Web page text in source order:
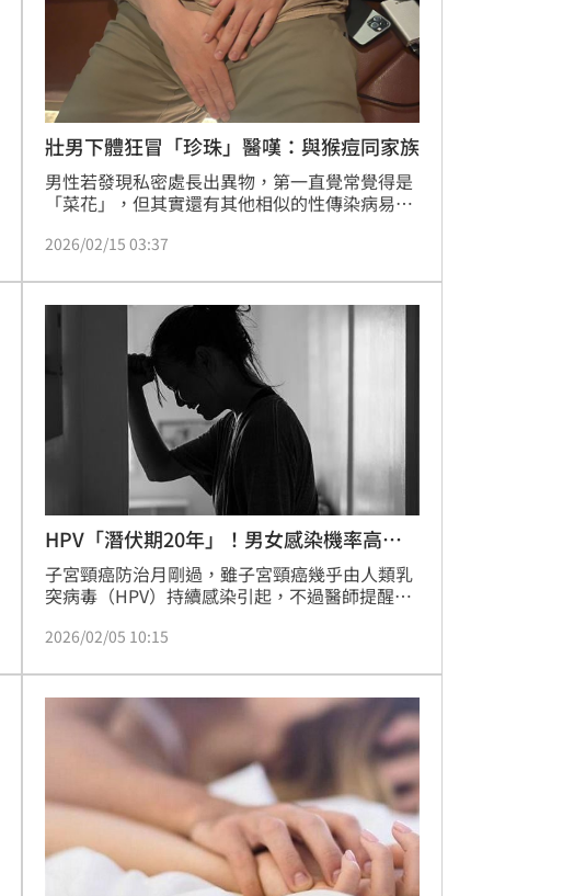
壯男下體狂冒「珍珠」醫嘆：與猴痘同家族
男性若發現私密處長出異物，第一直覺常覺得是
「菜花」，但其實還有其他相似的性傳染病易誤
性案例，因下體長出白色顆粒，一度被診斷為菜
灶甚至變多，經檢查才發現是和猴痘同家族的
「傳染性軟疣」。（記者：簡浩正）
2026/02/15 03:37
HPV「潛伏期20年」！男女感染機率高達8
成
子宮頸癌防治月剛過，雖子宮頸癌幾乎由人類乳
突病毒（HPV）持續感染引起，不過醫師提醒，
加，病灶從常見的菜花到影響呼吸道的咽喉病變
再只是婦產科的責任，也是耳鼻喉頭頸外科、胸
腔科醫師、甚至每個人都該正視的全民健康課
題。（記者：簡浩正）
2026/02/05 10:15